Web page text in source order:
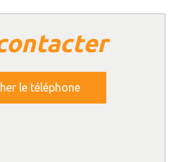
contacter
le téléphone